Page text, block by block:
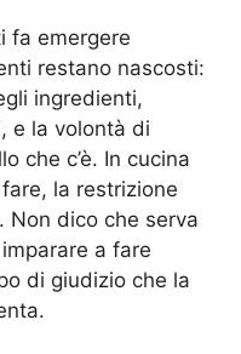
fa emergere
restano nascosti:
ingredienti,
e la volontà di
che c’è. In cucina
la restrizione
Non dico che serva
a fare
di giudizio che la